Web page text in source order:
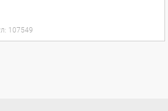
107549